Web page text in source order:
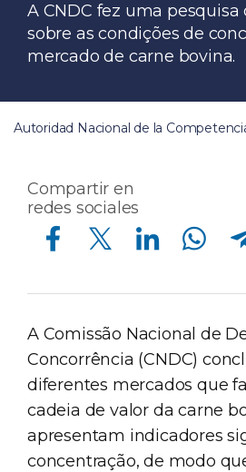
A CNDC fez uma pesquisa
sobre as condições de
mercado de carne bovina.
Autoridad Nacional de la
Compartir en
redes sociales
Compartir en Facebook Compartir en Twitter Compartir en Linkedin Compartir en Whatsapp
A Comissão Nacional de
Concorrência (CNDC)
diferentes mercados que
cadeia de valor da carne
apresentam indicadores
concentração, de modo